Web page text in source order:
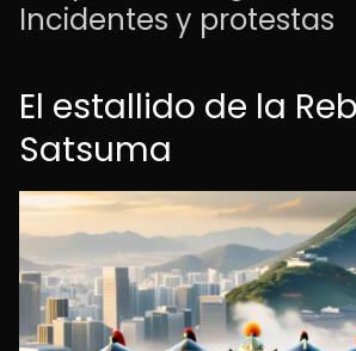
Incidentes y protestas
El estallido de la
Satsuma